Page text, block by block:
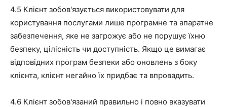
4.5 Клієнт зобов'язується використовувати для
користування послугами лише програмне та апаратне
забезпечення, яке не загрожує або не порушує їхню
безпеку, цілісність чи доступність. Якщо це вимагає
відповідних програм безпеки або оновлень з боку
клієнта, клієнт негайно їх придбає та впровадить.
4.6 Клієнт зобов'язаний правильно і повно вказувати